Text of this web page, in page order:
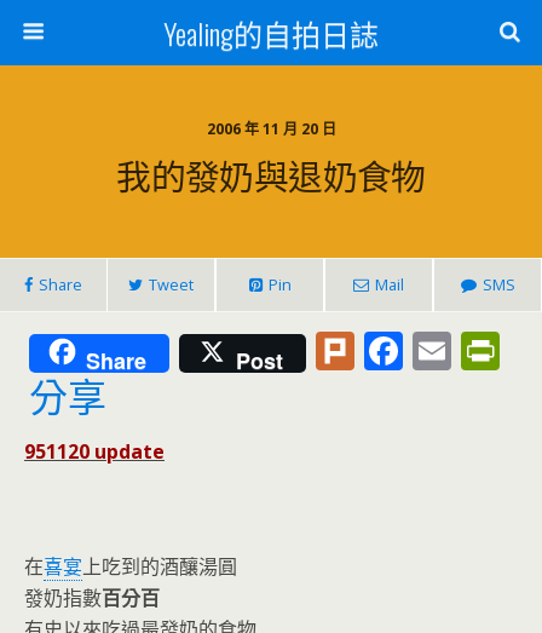
Yealing的自拍日誌
2006 年 11 月 20 日
我的發奶與退奶食物
Share Tweet Pin Mail SMS
Share Post Pl F E
分享
951120 update
在喜宴上吃到的酒釀湯圓
發奶指數百分百